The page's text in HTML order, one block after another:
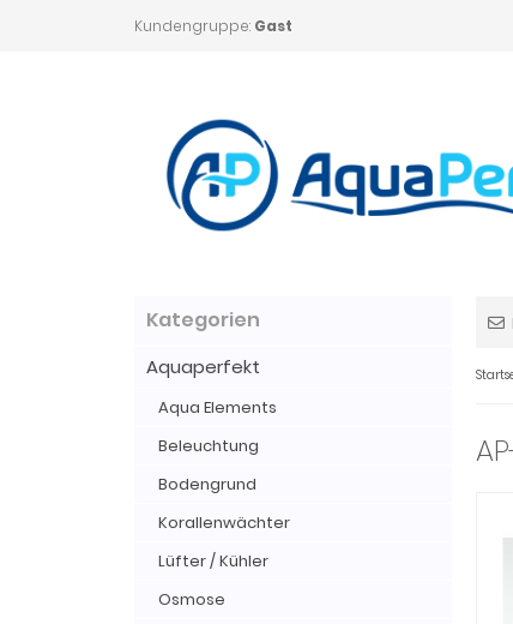
Kundengruppe: Gast
Kategorien
Aquaperfekt
Aqua Elements
Beleuchtung
Bodengrund
Korallenwächter
Lüfter / Kühler
Osmose